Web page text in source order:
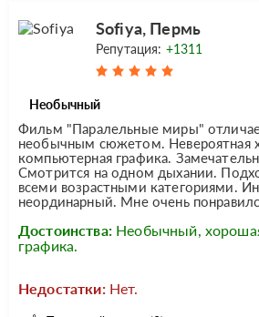
Sofiya, Пермь
Репутация: +1311
Необычный
Фильм "Паралельные миры"
необычным сюжетом. Невероятная
компьютерная графика.
Смотрится на одном дыхании.
всеми возрастными категориями.
неординарный. Мне очень
Достоинства: Необычный,
графика.
Недостатки: Нет.